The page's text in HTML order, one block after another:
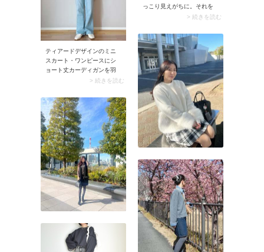
っこり見えがちに。それを
解消してくれるのがブルー
す！爽やかな寒色がキャメ
ル色のジャケットを引き締
めて、コーデをクールダウ
ン。デニムパンツで取り入
れれば普段使いしやすいで
すよ。
> 続きを読む
ティアードデザインのミニ
スカート・ワンピースにシ
ョート丈カーディガンを羽
織るコーデは甘さたっぷ
ルに着こなしたいこそデニ
ムパンツがうってつけ。ガ
ーリー感が程よく落ち着き
大人可愛いルックスに。ま
たカジュアルなデニムと合
わせることでタウンユース
しやすくなりますよ。
> 続きを読む